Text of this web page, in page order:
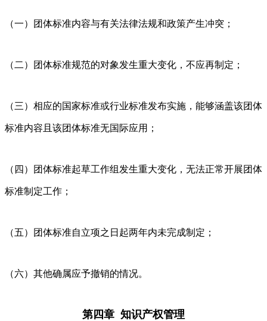
（一）团体标准内容与有关法律法规和政策产生冲突；
（二）团体标准规范的对象发生重大变化，不应再制定；
（三）相应的国家标准或行业标准发布实施，能够涵盖该团体
标准内容且该团体标准无国际应用；
（四）团体标准起草工作组发生重大变化，无法正常开展团体
标准制定工作；
（五）团体标准自立项之日起两年内未完成制定；
（六）其他确属应予撤销的情况。
第四章 知识产权管理